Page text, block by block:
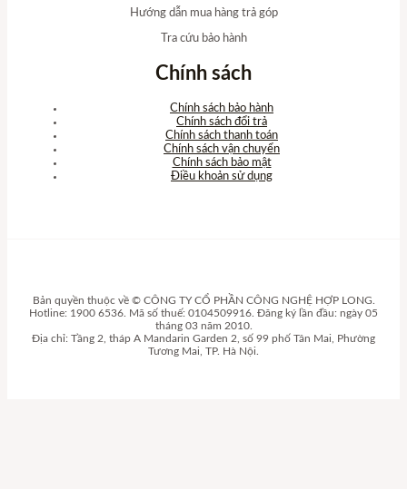
Hướng dẫn mua hàng trả góp
Tra cứu bảo hành
Chính sách
Chính sách bảo hành
Chính sách đổi trả
Chính sách thanh toán
Chính sách vận chuyển
Chính sách bảo mật
Điều khoản sử dụng
Bản quyền thuộc về © CÔNG TY CỔ PHẦN CÔNG NGHỆ HỢP LONG.
Hotline: 1900 6536. Mã số thuế: 0104509916. Đăng ký lần đầu: ngày 05
tháng 03 năm 2010.
Địa chỉ: Tầng 2, tháp A Mandarin Garden 2, số 99 phố Tân Mai, Phường
Tương Mai, TP. Hà Nội.